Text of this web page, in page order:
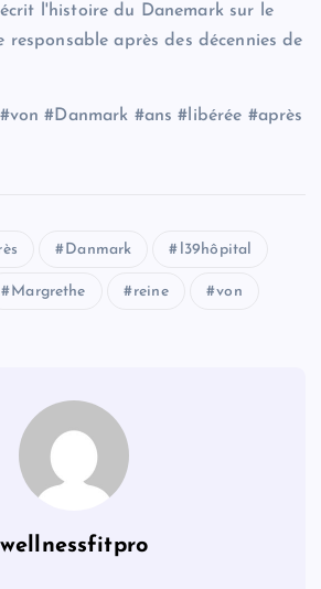
l'histoire du Danemark sur le
responsable après des décennies de
#Danmark #ans #libérée #après
Danmark l39hôpital
Margrethe reine von
wellnessfitpro